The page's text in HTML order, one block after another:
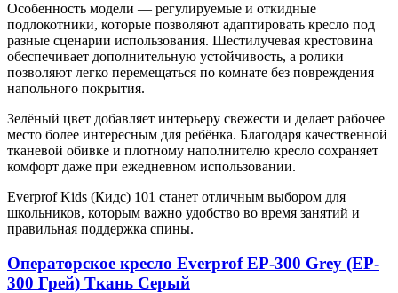
Особенность модели — регулируемые и откидные
подлокотники, которые позволяют адаптировать кресло под
разные сценарии использования. Шестилучевая крестовина
обеспечивает дополнительную устойчивость, а ролики
позволяют легко перемещаться по комнате без повреждения
напольного покрытия.
Зелёный цвет добавляет интерьеру свежести и делает рабочее
место более интересным для ребёнка. Благодаря качественной
тканевой обивке и плотному наполнителю кресло сохраняет
комфорт даже при ежедневном использовании.
Everprof Kids (Кидс) 101 станет отличным выбором для
школьников, которым важно удобство во время занятий и
правильная поддержка спины.
Операторское кресло Everprof EP-300 Grey (EP-
300 Грей) Ткань Серый